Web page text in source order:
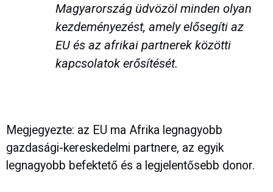
Magyarország üdvözöl minden olyan
kezdeményezést, amely elősegíti az
EU és az afrikai partnerek közötti
kapcsolatok erősítését.
Megjegyezte: az EU ma Afrika legnagyobb
gazdasági-kereskedelmi partnere, az egyik
legnagyobb befektető és a legjelentősebb donor.